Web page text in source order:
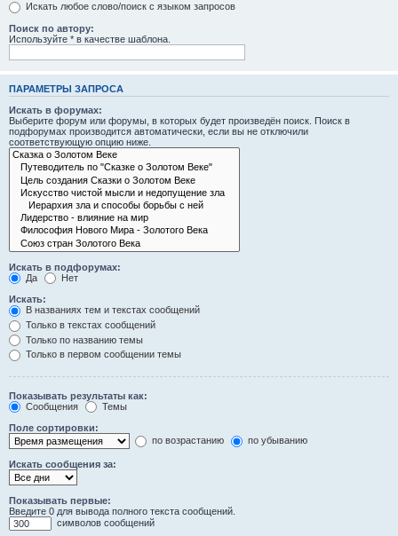
Искать любое слово/поиск с языком запросов
Поиск по автору:
Используйте * в качестве шаблона.
ПАРАМЕТРЫ ЗАПРОСА
Искать в форумах:
Выберите форум или форумы, в которых будет произведён поиск. Поиск в
подфорумах производится автоматически, если вы не отключили
соответствующую опцию ниже.
Искать в подфорумах:
Да
Нет
Искать:
В названиях тем и текстах сообщений
Только в текстах сообщений
Только по названию темы
Только в первом сообщении темы
Показывать результаты как:
Сообщения
Темы
Поле сортировки:
по возрастанию
по убыванию
Искать сообщения за:
Показывать первые:
Введите 0 для вывода полного текста сообщений.
символов сообщений